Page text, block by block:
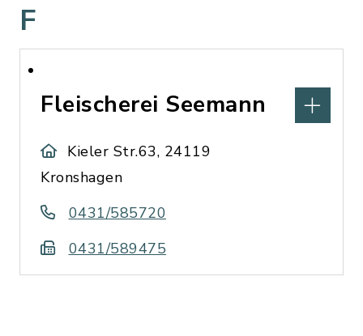
F
Fleischerei Seemann
Kieler Str.63, 24119
Kronshagen
0431/585720
0431/589475